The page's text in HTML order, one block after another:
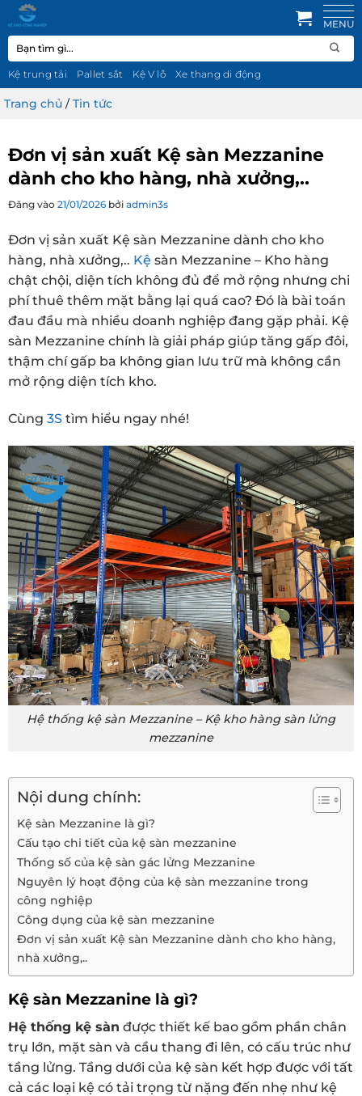
qua
nội
dung
Tìm
kiếm:
Kệ trung tải Pallet sắt Kệ V lỗ Xe thang di động
Trang chủ /Tin tức
Đơn vị sản xuất Kệ sàn Mezzanine
dành cho kho hàng, nhà xưởng,..
Đăng vào 21/01/2026 bởi admin3s
Đơn vị sản xuất Kệ sàn Mezzanine dành cho kho
hàng, nhà xưởng,.. Kệ sàn Mezzanine – Kho hàng
chật chội, diện tích không đủ để mở rộng nhưng chi
phí thuê thêm mặt bằng lại quá cao? Đó là bài toán
đau đầu mà nhiều doanh nghiệp đang gặp phải. Kệ
sàn Mezzanine chính là giải pháp giúp tăng gấp đôi,
thậm chí gấp ba không gian lưu trữ mà không cần
mở rộng diện tích kho.
Cùng 3S tìm hiểu ngay nhé!
Hệ thống kệ sàn Mezzanine – Kệ kho hàng sàn lửng
mezzanine
Nội dung chính:
Kệ sàn Mezzanine là gì?
Cấu tạo chi tiết của kệ sàn mezzanine
Thống số của kệ sàn gác lửng Mezzanine
Nguyên lý hoạt động của kệ sàn mezzanine trong
công nghiệp
Công dụng của kệ sàn mezzanine
Đơn vị sản xuất Kệ sàn Mezzanine dành cho kho hàng,
nhà xưởng,..
Kệ sàn Mezzanine là gì?
Hệ thống kệ sàn được thiết kế bao gồm phần chân
trụ lớn, mặt sàn và cầu thang đi lên, có cấu trúc như
tầng lửng. Tầng dưới của kệ sàn kết hợp được với tất
cả các loại kệ có tải trọng từ nặng đến nhẹ như kệ